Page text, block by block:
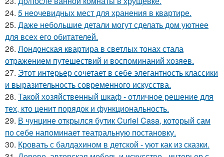
24. 5 неочевидных мест для хранения в квартире.
25. Даже небольшие детали могут сделать дом уютнее
для всех его обитателей.
26. Лондонская квартира в светлых тонах стала
отражением путешествий и воспоминаний хозяев.
27. Этот интерьер сочетает в себе элегантность классики
и выразительность современного искусства.
28. Такой хозяйственный шкаф - отличное решение для
тех, кто ценит порядок и функциональность.
29. В чунцине открылся бутик Curiel Casa, который сам
по себе напоминает театральную постановку.
30. Кровать с балдахином в детской - уют как из сказки.